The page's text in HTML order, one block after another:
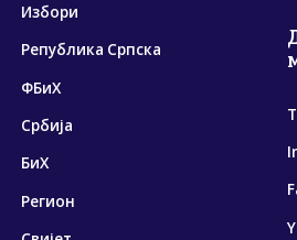
Избори
Република Српска
ФБиХ
Србија
БиХ
Регион